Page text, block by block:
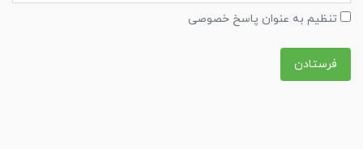
تنظیم به عنوان پاسخ خصوصی
فرستادن